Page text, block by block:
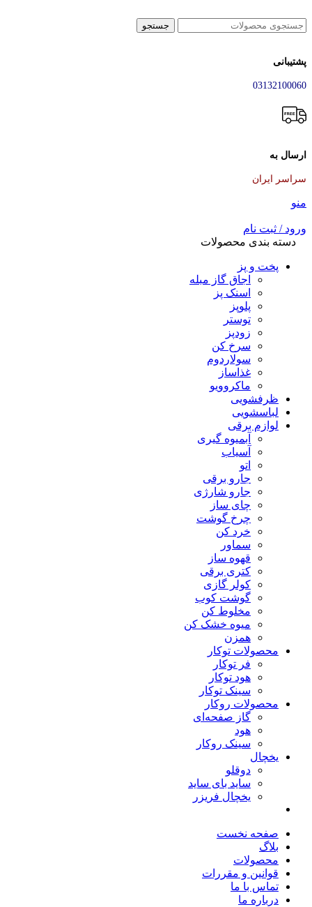
جستجو
پشتیبانی
03132100060
ارسال به
سراسر ایران
منو
ورود / ثبت نام
دسته بندی محصولات
پخت و پز
اجاق گاز مبله
اسنک پز
پلوپز
توستر
زودپز
سرخ کن
سولاردوم
غذاساز
ماکروویو
ظرفشویی
لباسشویی
لوازم برقی
آبمیوه گیری
آسیاب
اتو
جارو برقی
جارو شارژی
چای ساز
چرخ گوشت
خرد کن
سماور
قهوه ساز
کتری برقی
کولر گازی
گوشت کوب
مخلوط کن
میوه خشک کن
همزن
محصولات توکار
فر توکار
هود توکار
سینک توکار
محصولات روکار
گاز صفحه‌ای
هود
سینک روکار
یخچال
دوقلو
ساید بای ساید
یخچال فریزر
صفحه نخست
بلاگ
محصولات
قوانین و مقررات
تماس با ما
درباره ما